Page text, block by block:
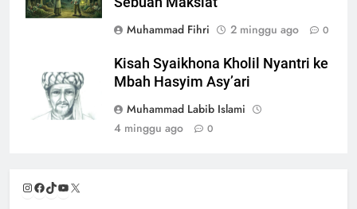
Muhammad Fihri
2 minggu ago 0
Kisah Syaikhona Kholil Nyantri ke
Mbah Hasyim Asy’ari
Muhammad Labib Islami
4 minggu ago
0
Instagram
Facebook
TikTok
YouTube